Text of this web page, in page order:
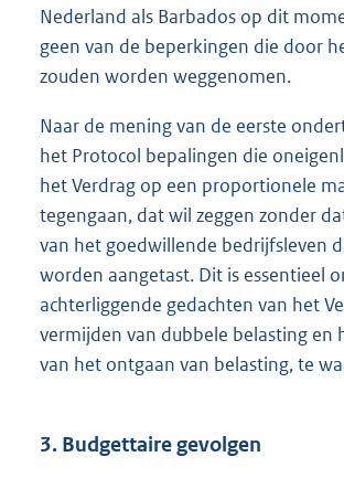
Nederland als Barbados op dit
geen van de beperkingen die door
zouden worden weggenomen.
Naar de mening van de eerste
het Protocol bepalingen die
het Verdrag op een proportionele
tegengaan, dat wil zeggen zonder
van het goedwillende bedrijfsleven
worden aangetast. Dit is essentieel
achterliggende gedachten van het
vermijden van dubbele belasting en
van het ontgaan van belasting, te
3. Budgettaire gevolgen